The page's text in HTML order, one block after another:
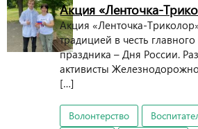
Акция «Ленточка-
Акция «Ленточка-
традицией в честь
праздника – Дня России.
активисты
[…]
Волонтерство